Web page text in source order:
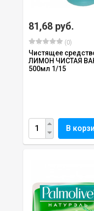
81,68 руб.
(0)
Чистящее
ЛИМОН ЧИСТАЯ
500мл 1/15
В